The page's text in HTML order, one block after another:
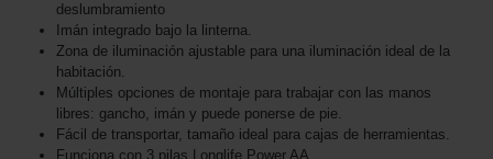
deslumbramiento
Imán integrado bajo la linterna.
Zona de iluminación ajustable para una iluminación ideal de la
habitación.
Múltiples opciones de montaje para trabajar con las manos
libres: gancho, imán y puede ponerse de pie.
Fácil de transportar, tamaño ideal para cajas de herramientas.
Funciona con 3 pilas Longlife Power AA.